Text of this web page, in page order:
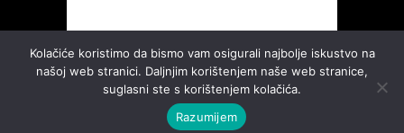
Kolačiće koristimo da bismo vam osigurali najbolje iskustvo na
našoj web stranici. Daljnjim korištenjem naše web stranice,
suglasni ste s korištenjem kolačića.
Razumijem